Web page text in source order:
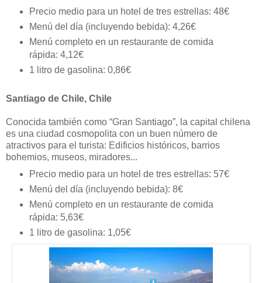
Precio medio para un hotel de tres estrellas: 48€
Menú del día (incluyendo bebida): 4,26€
Menú completo en un restaurante de comida
rápida: 4,12€
1 litro de gasolina: 0,86€
Santiago de Chile, Chile
Conocida también como “Gran Santiago”, la capital chilena
es una ciudad cosmopolita con un buen número de
atractivos para el turista: Edificios históricos, barrios
bohemios, museos, miradores...
Precio medio para un hotel de tres estrellas: 57€
Menú del día (incluyendo bebida): 8€
Menú completo en un restaurante de comida
rápida: 5,63€
1 litro de gasolina: 1,05€